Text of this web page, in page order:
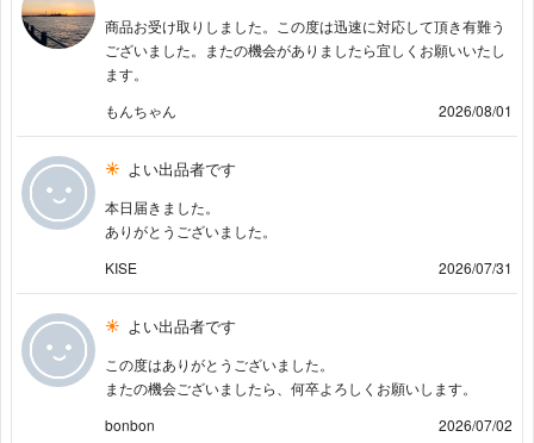
商品お受け取りしました。この度は迅速に対応して頂き有難う
ございました。またの機会がありましたら宜しくお願いいたし
ます。
もんちゃん
2026/08/01
よい出品者です
本日届きました。
ありがとうございました。
KISE
2026/07/31
よい出品者です
この度はありがとうございました。
またの機会ございましたら、何卒よろしくお願いします。
bonbon
2026/07/02